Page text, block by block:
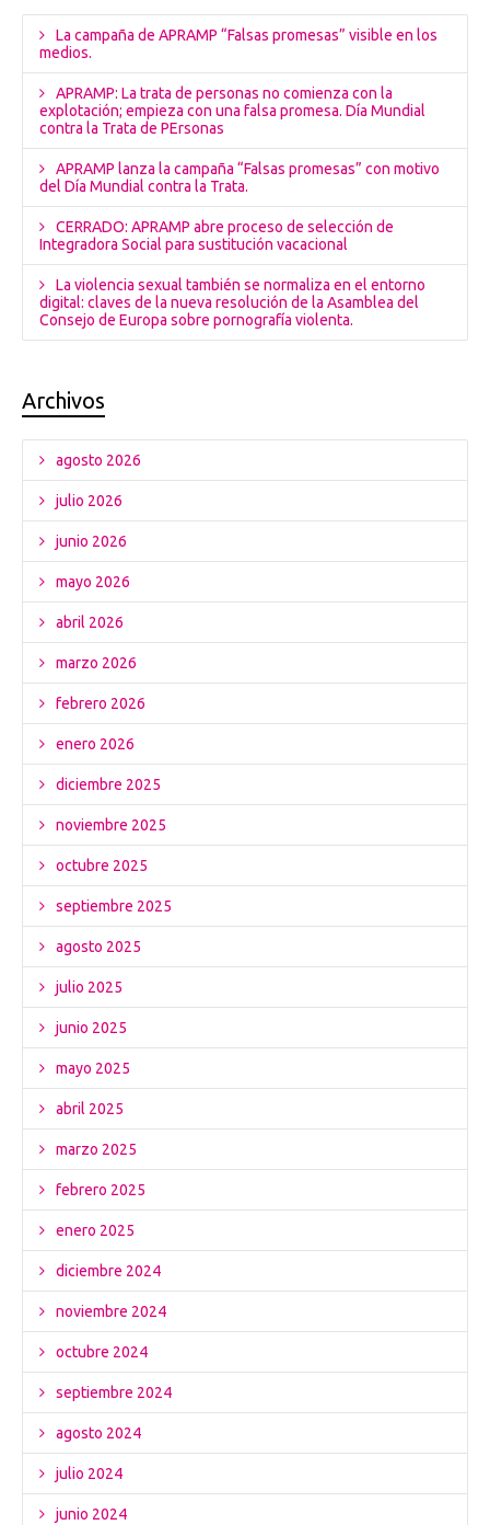
La campaña de APRAMP “Falsas promesas” visible en los
medios.
APRAMP: La trata de personas no comienza con la
explotación; empieza con una falsa promesa. Día Mundial
contra la Trata de PErsonas
APRAMP lanza la campaña “Falsas promesas” con motivo
del Día Mundial contra la Trata.
CERRADO: APRAMP abre proceso de selección de
Integradora Social para sustitución vacacional
La violencia sexual también se normaliza en el entorno
digital: claves de la nueva resolución de la Asamblea del
Consejo de Europa sobre pornografía violenta.
Archivos
agosto 2026
julio 2026
junio 2026
mayo 2026
abril 2026
marzo 2026
febrero 2026
enero 2026
diciembre 2025
noviembre 2025
octubre 2025
septiembre 2025
agosto 2025
julio 2025
junio 2025
mayo 2025
abril 2025
marzo 2025
febrero 2025
enero 2025
diciembre 2024
noviembre 2024
octubre 2024
septiembre 2024
agosto 2024
julio 2024
junio 2024